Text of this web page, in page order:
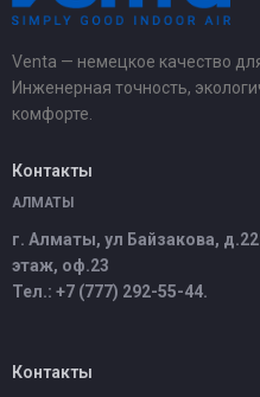
Venta — немецкое качество
Инженерная точность,
комфорте.
Контакты
АЛМАТЫ
г. Алматы, ул Байзакова,
этаж, оф.23
Тел.: +7 (777) 292-55-44.
Контакты